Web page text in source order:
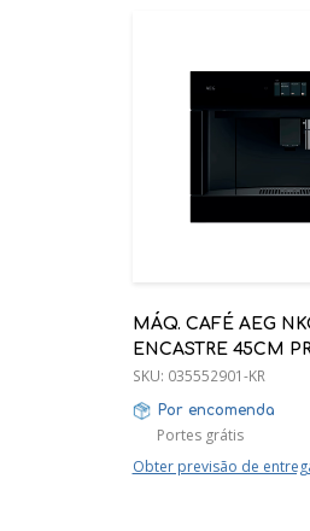
MÁQ. CAFÉ AEG
ENCASTRE 45CM
SKU: 035552901-KR
Por encomenda
Portes grátis
Obter previsão de